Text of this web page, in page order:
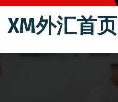
跳
XM外汇首页